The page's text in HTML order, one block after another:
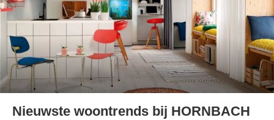
Nieuwste woontrends bij HORNBACH